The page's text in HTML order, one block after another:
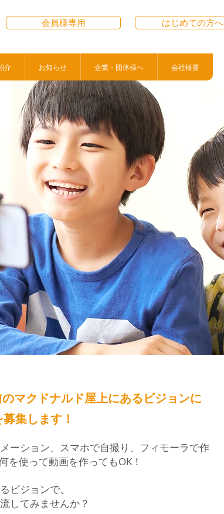
会員様専用 はじめての方へ
マクドナルド屋上にあるビジョンに
集します！
ーション、スマホで自撮り、フィモーラで作
を使って動画を作ってもOK！
ビジョンで、
してみませんか？
介 お知らせ 企業・団体様へ 会社概要